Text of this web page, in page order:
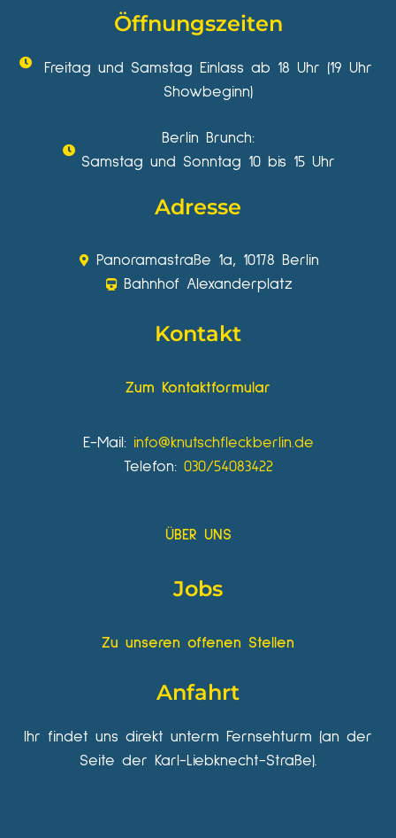
Öffnungszeiten
Freitag und Samstag Einlass ab 18 Uhr (19 Uhr
Showbeginn)
Berlin Brunch:
Samstag und Sonntag 10 bis 15 Uhr
Adresse
Panoramastraße 1a, 10178 Berlin
Bahnhof Alexanderplatz
Kontakt
Zum Kontaktformular
E-Mail: info@knutschfleckberlin.de
Telefon: 030/54083422
ÜBER UNS
Jobs
Zu unseren offenen Stellen
Anfahrt
Ihr findet uns direkt unterm Fernsehturm (an der
Seite der Karl-Liebknecht-Straße).